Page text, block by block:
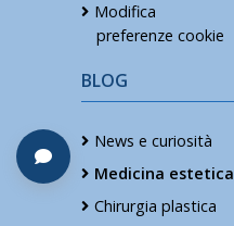
Modifica
preferenze cookie
BLOG
News e curiosità
Medicina estetica
Chirurgia plastica